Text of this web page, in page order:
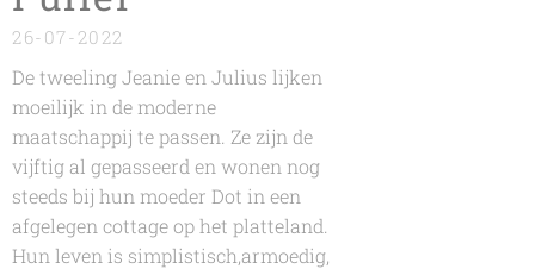
26-07-2022
De tweeling Jeanie en Julius lijken
moeilijk in de moderne
maatschappij te passen. Ze zijn de
vijftig al gepasseerd en wonen nog
steeds bij hun moeder Dot in een
afgelegen cottage op het platteland.
Hun leven is simplistisch,armoedig,